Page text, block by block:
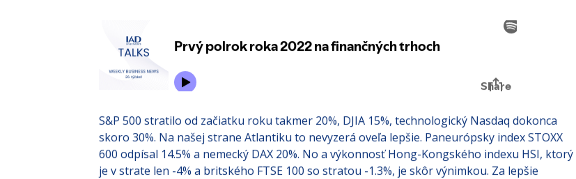
Týždenný komentár od nášho portfólio manažéra si môžete aj vypočuť v podcaste o
investovaní IAD TALKS:
S&P 500 stratilo od začiatku roku takmer 20%, DJIA 15%, technologický Nasdaq dokonca